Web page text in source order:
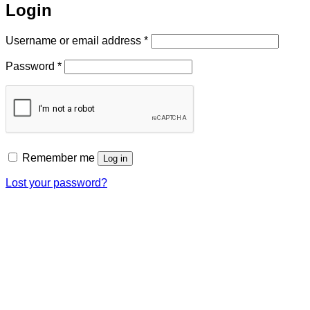
Login
Username or email address *Required
Password *Required
Remember me Log in
Lost your password?